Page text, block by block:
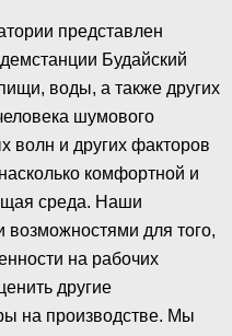
представлен
Будайский
воды, а также других
шумового
волн и других факторов
комфортной и
среда. Наши
возможностями для того,
на рабочих
другие
на производстве. Мы